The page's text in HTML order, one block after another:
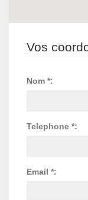
Vos
Nom *:
Telephone *:
Email *: